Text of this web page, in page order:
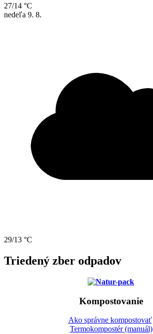
27/14 °C
nedeľa 9. 8.
29/13 °C
Triedený zber odpadov
Kompostovanie
Ako správne kompostovať
Termokompostér (manuál)